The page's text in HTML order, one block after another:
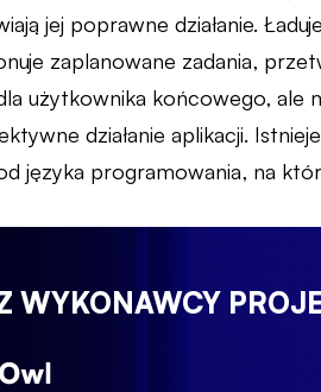
jej poprawne działanie.
zaplanowane zadania,
użytkownika końcowego, ale
działanie aplikacji.
języka programowania, na
WYKONAWCY